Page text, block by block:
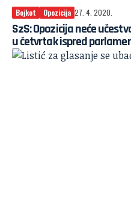
Bojkot Opozicija 27. 4. 2020.
SzS: Opozicija neće
u četvrtak ispred